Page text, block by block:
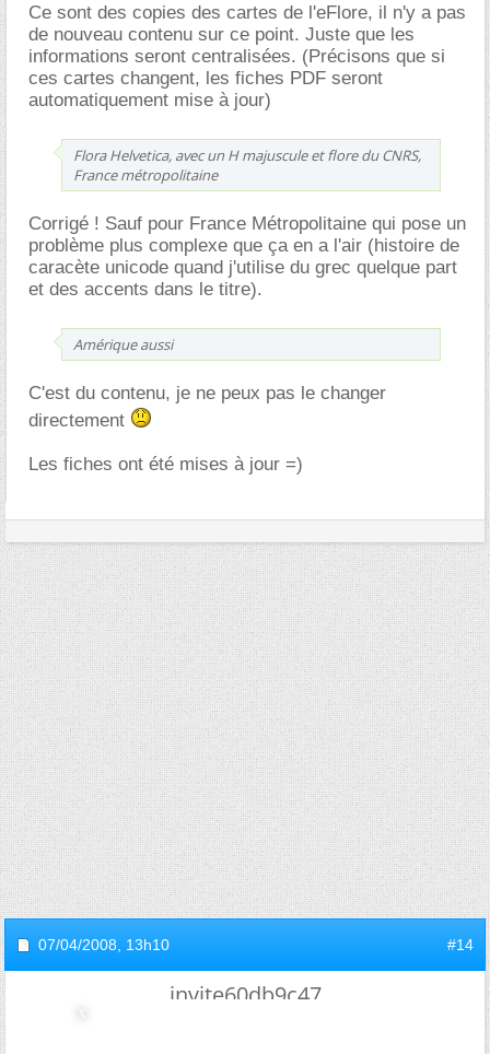
Ce sont des copies des cartes de l'eFlore, il n'y a pas
de nouveau contenu sur ce point. Juste que les
informations seront centralisées. (Précisons que si
ces cartes changent, les fiches PDF seront
automatiquement mise à jour)
Flora Helvetica, avec un H majuscule et flore du CNRS,
France métropolitaine
Corrigé ! Sauf pour France Métropolitaine qui pose un
problème plus complexe que ça en a l'air (histoire de
caracète unicode quand j'utilise du grec quelque part
et des accents dans le titre).
Amérique aussi
C'est du contenu, je ne peux pas le changer
directement
Les fiches ont été mises à jour =)
07/04/2008, 13h10 #14
invite60db9c47